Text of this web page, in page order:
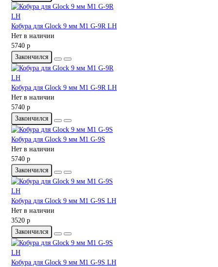
Кобура для Glock 9 мм M1 G-9R LH
Нет в наличии
5740 р
Закончился
Кобура для Glock 9 мм M1 G-9R LH
Нет в наличии
5740 р
Закончился
Кобура для Glock 9 мм M1 G-9S
Нет в наличии
5740 р
Закончился
Кобура для Glock 9 мм M1 G-9S LH
Нет в наличии
3520 р
Закончился
Кобура для Glock 9 мм M1 G-9S LH